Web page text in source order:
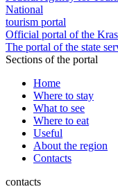
National
tourism portal
Official portal of the
The portal of the state
Sections of the portal
Home
Where to stay
What to see
Where to eat
Useful
About the region
Contacts
contacts